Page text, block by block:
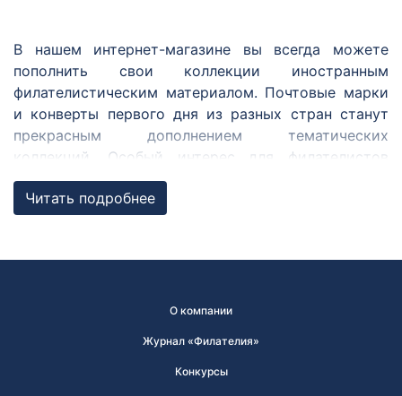
В нашем интернет-магазине вы всегда можете
пополнить свои коллекции иностранным
филателистическим материалом. Почтовые марки
и конверты первого дня из разных стран станут
прекрасным дополнением тематических
коллекций. Особый интерес для филателистов
представляют марки из совместных с Россией
выпусков, ежегодных выпусков по программе
Совместный выпуск почтовых марок — выпуск,
осуществляющийся одновременно двумя
государствами и более. Марки в совместном
Читать подробнее
О компании
Журнал «Филателия»
Конкурсы